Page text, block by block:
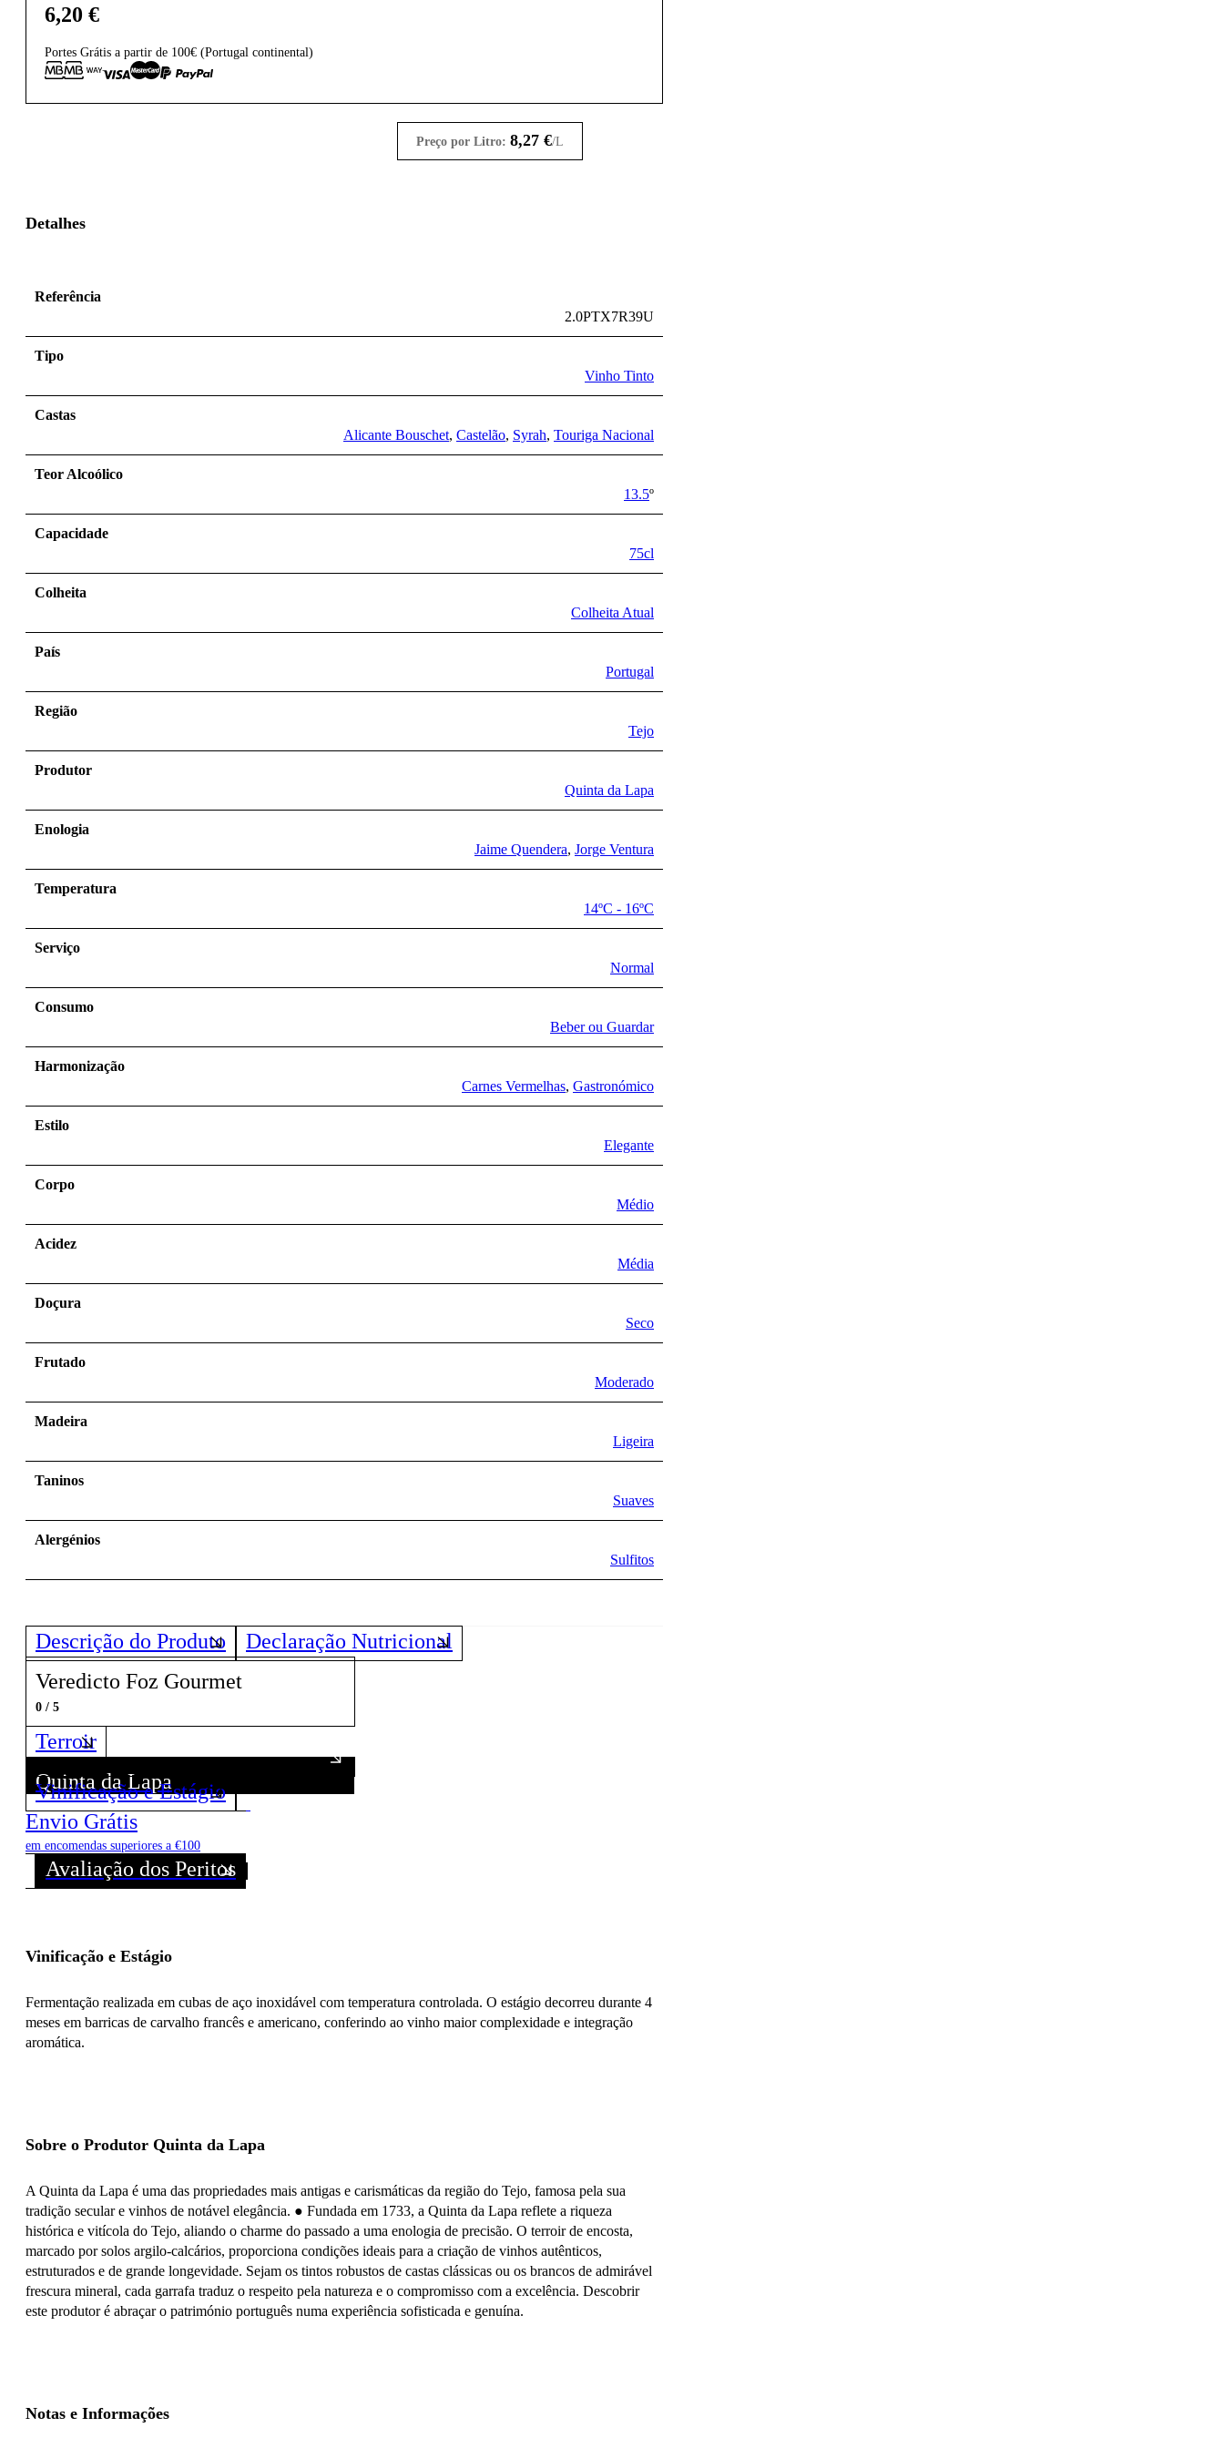
6,20 €
Portes Grátis a partir de 100€ (Portugal continental)
Preço por Litro: 8,27€/L
Detalhes
Referência
2.0PTX7R39U
Tipo
Vinho Tinto
Castas
Alicante Bouschet, Castelão, Syrah, Touriga Nacional
Teor Alcoólico
13.5º
Capacidade
75cl
Colheita
Colheita Atual
País
Portugal
Região
Tejo
Produtor
Quinta da Lapa
Enologia
Jaime Quendera, Jorge Ventura
Temperatura
14ºC - 16ºC
Serviço
Normal
Consumo
Beber ou Guardar
Harmonização
Carnes Vermelhas, Gastronómico
Estilo
Elegante
Corpo
Médio
Acidez
Média
Doçura
Seco
Frutado
Moderado
Madeira
Ligeira
Taninos
Suaves
Alergénios
Sulfitos
Descrição do Produto
Declaração Nutricional
Veredicto Foz Gourmet
0 / 5
Terroir
Quinta da Lapa
Descubra todos os Vinhos deste Produtor!
Vinificação e Estágio
Envio Grátis
em encomendas superiores a €100
Avaliação dos Peritos
Vinificação e Estágio
Fermentação realizada em cubas de aço inoxidável com temperatura controlada. O estágio decorreu durante 4
meses em barricas de carvalho francês e americano, conferindo ao vinho maior complexidade e integração
aromática.
Sobre o Produtor Quinta da Lapa
A Quinta da Lapa é uma das propriedades mais antigas e carismáticas da região do Tejo, famosa pela sua
tradição secular e vinhos de notável elegância. ● Fundada em 1733, a Quinta da Lapa reflete a riqueza
histórica e vitícola do Tejo, aliando o charme do passado a uma enologia de precisão. O terroir de encosta,
marcado por solos argilo-calcários, proporciona condições ideais para a criação de vinhos autênticos,
estruturados e de grande longevidade. Sejam os tintos robustos de castas clássicas ou os brancos de admirável
frescura mineral, cada garrafa traduz o respeito pela natureza e o compromisso com a excelência. Descobrir
este produtor é abraçar o património português numa experiência sofisticada e genuína.
Notas e Informações